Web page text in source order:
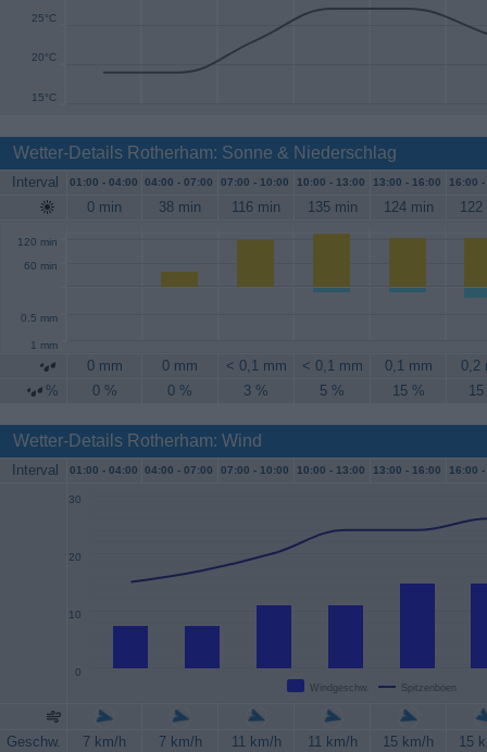
15°C
20°C
25°C
Wetter-Details Rotherham: Sonne & Niederschlag
Interval 01:00 - 04:00 04:00 - 07:00 07:00 - 10:00 10:00 - 13:00 13:00 - 16:00 16:00 -
0 min 38 min 116 min 135 min 124 min 122
60 min
120 min
0.5 mm
1 mm
0 mm 0 mm < 0,1 mm < 0,1 mm 0,1 mm
0,2
%
0 % 0 % 3 % 5 % 15 %
Wetter-Details Rotherham: Wind
Interval 01:00 - 04:00 04:00 - 07:00 07:00 - 10:00 10:00 - 13:00 13:00 - 16:00 16:00 -
Windgeschw. Spitzenböen
0
10
20
30
Geschw. 7 km/h 7 km/h 11 km/h 11 km/h 15 km/h
15